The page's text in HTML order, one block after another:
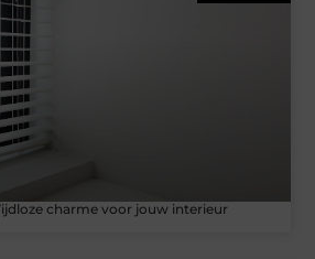
charme voor jouw interieur